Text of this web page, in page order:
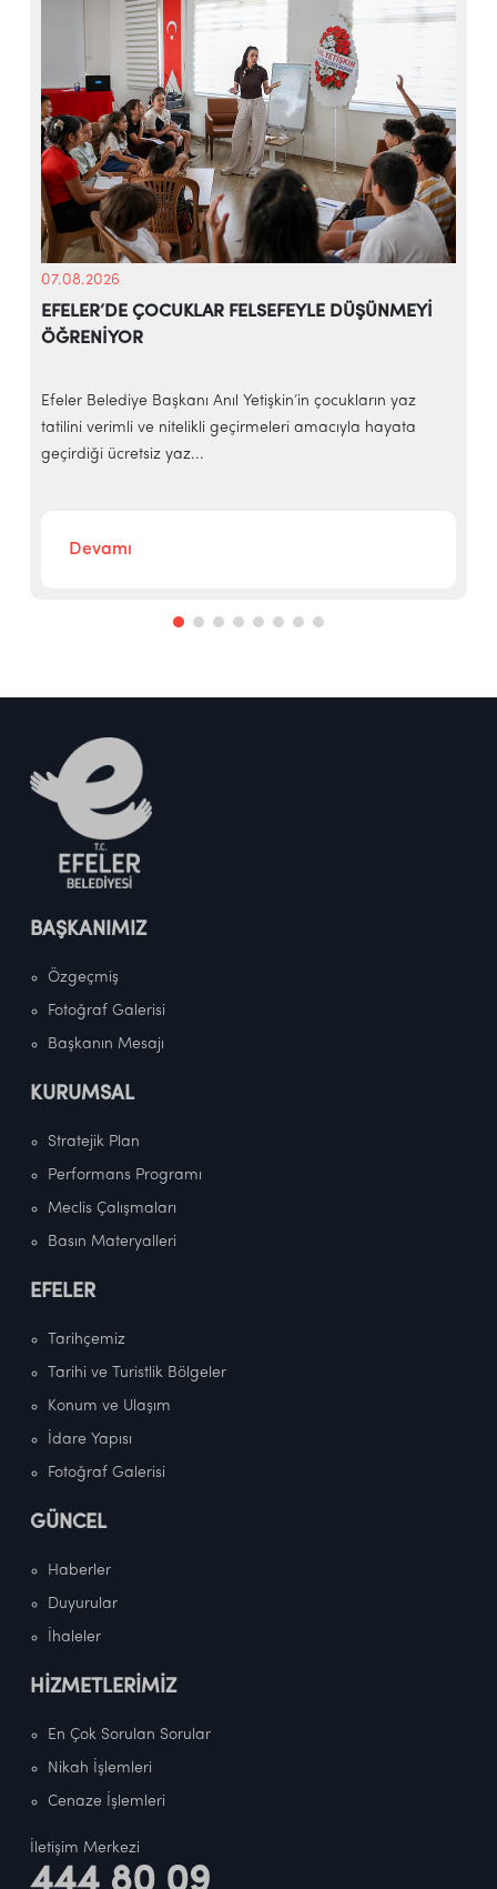
07.08.2026
EFELER’DE ÇOCUKLAR FELSEFEYLE DÜŞÜNMEYİ
ÖĞRENİYOR
Efeler Belediye Başkanı Anıl Yetişkin’in çocukların yaz
tatilini verimli ve nitelikli geçirmeleri amacıyla hayata
geçirdiği ücretsiz yaz...
Devamı
BAŞKANIMIZ
Özgeçmiş
Fotoğraf Galerisi
Başkanın Mesajı
KURUMSAL
Stratejik Plan
Performans Programı
Meclis Çalışmaları
Basın Materyalleri
EFELER
Tarihçemiz
Tarihi ve Turistlik Bölgeler
Konum ve Ulaşım
İdare Yapısı
Fotoğraf Galerisi
GÜNCEL
Haberler
Duyurular
İhaleler
HİZMETLERİMİZ
En Çok Sorulan Sorular
Nikah İşlemleri
Cenaze İşlemleri
İletişim Merkezi